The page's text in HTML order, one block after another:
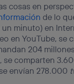
cosas en
de lo
minuto) en
en YouTube, se
204
se comparten
envían 278.000